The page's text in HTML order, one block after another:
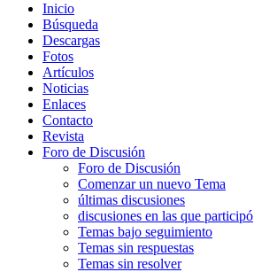
Inicio
Búsqueda
Descargas
Fotos
Artículos
Noticias
Enlaces
Contacto
Revista
Foro de Discusión
Foro de Discusión
Comenzar un nuevo Tema
últimas discusiones
discusiones en las que participó
Temas bajo seguimiento
Temas sin respuestas
Temas sin resolver